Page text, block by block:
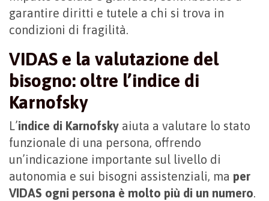
garantire diritti e tutele a chi si trova in
condizioni di fragilità.
VIDAS e la valutazione del
bisogno: oltre l’indice di
Karnofsky
L’indice di Karnofsky aiuta a valutare lo stato
funzionale di una persona, offrendo
un’indicazione importante sul livello di
autonomia e sui bisogni assistenziali, ma per
VIDAS ogni persona è molto più di un numero.